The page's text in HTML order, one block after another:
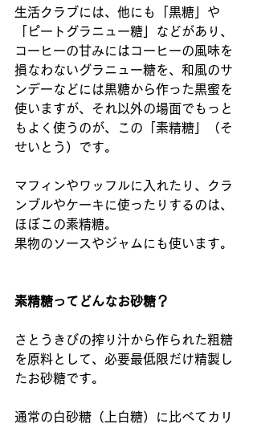
生活クラブには、他にも「黒糖」や
「ピートグラニュー糖」などがあり、
コーヒーの甘みにはコーヒーの風味を
損なわないグラニュー糖を、和風のサ
ンデーなどには黒糖から作った黒蜜を
使いますが、それ以外の場面でもっと
もよく使うのが、この「素精糖」（そ
せいとう）です。
マフィンやワッフルに入れたり、クラ
ンブルやケーキに使ったりするのは、
ほぼこの素精糖。
果物のソースやジャムにも使います。
素精糖ってどんなお砂糖？
さとうきびの搾り汁から作られた粗糖
を原料として、必要最低限だけ精製し
たお砂糖です。
通常の白砂糖（上白糖）に比べてカリ